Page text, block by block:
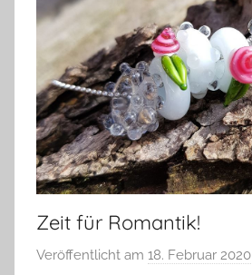
Zeit für Romantik!
Veröffentlicht am 18. Februar 2020